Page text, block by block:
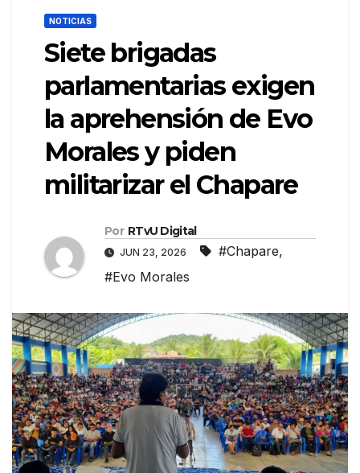
NOTICIAS
Siete brigadas
parlamentarias exigen
la aprehensión de Evo
Morales y piden
militarizar el Chapare
Por RTvU Digital
JUN 23, 2026 #Chapare,
#Evo Morales